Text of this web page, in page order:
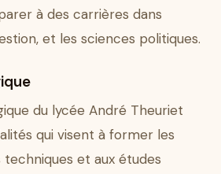
à des carrières dans
et les sciences politiques.
du lycée André Theuriet
qui visent à former les
et aux études